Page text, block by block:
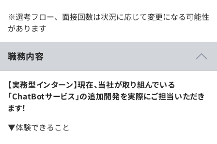
※選考フロー、面接回数は状況に応じて変更になる可能性
があります
職務内容
【実務型インターン】現在、当社が取り組んでいる
「ChatBotサービス」の追加開発を実際にご担当いただき
ます！
▼体験できること